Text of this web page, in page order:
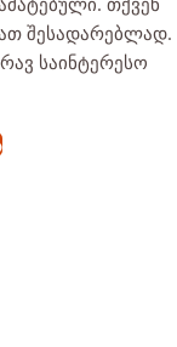
შესადარებლად.
საინტერესო